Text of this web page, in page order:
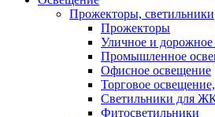
Прожекторы, светильники
Прожекторы
Уличное и
Промышленное
Офисное освещение
Торговое
Светильники для
Фитосветильники